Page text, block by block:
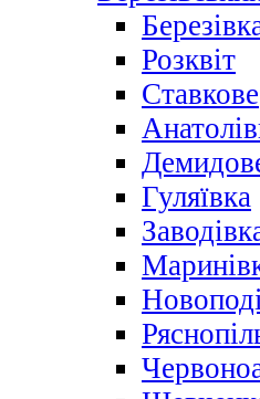
Розквіт
Ставкове
Гуляївка